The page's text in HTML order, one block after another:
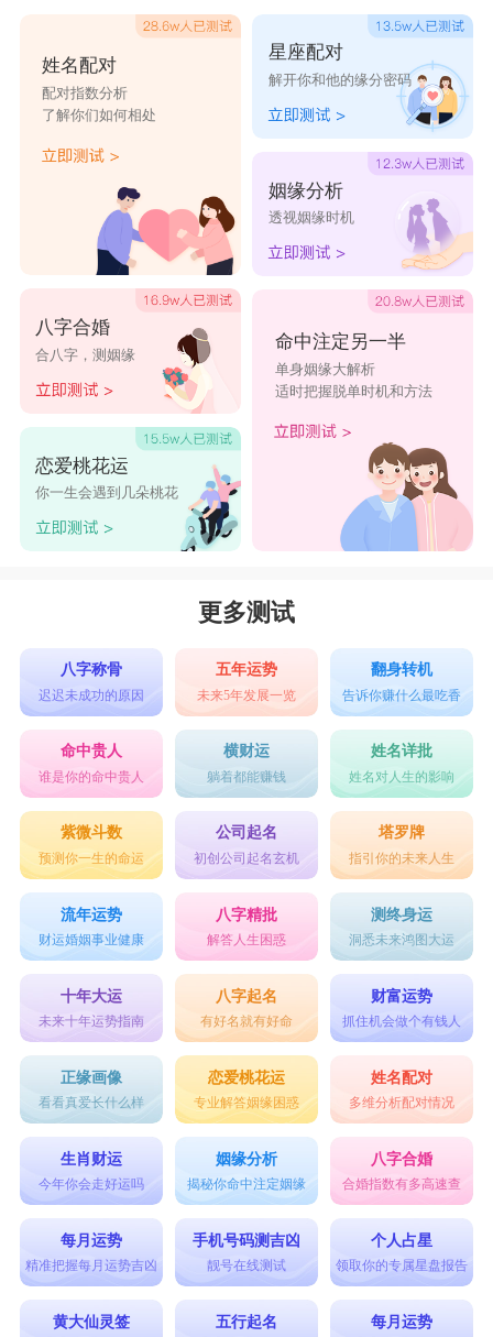
姓名配对
配对指数分析
了解你们如何相处
八字合婚
合八字，测姻缘
恋爱桃花运
你一生会遇到几朵桃花
星座配对
解开你和他的缘分密码
姻缘分析
透视姻缘时机
命中注定另一半
单身姻缘大解析
适时把握脱单时机和方法
更多测试
八字称骨
迟迟未成功的原因
五年运势
未来5年发展一览
翻身转机
告诉你赚什么最吃香
命中贵人
谁是你的命中贵人
横财运
躺着都能赚钱
姓名详批
姓名对人生的影响
紫微斗数
预测你一生的命运
公司起名
初创公司起名玄机
塔罗牌
指引你的未来人生
流年运势
财运婚姻事业健康
八字精批
解答人生困惑
测终身运
洞悉未来鸿图大运
十年大运
未来十年运势指南
八字起名
有好名就有好命
财富运势
抓住机会做个有钱人
正缘画像
看看真爱长什么样
恋爱桃花运
专业解答姻缘困惑
姓名配对
多维分析配对情况
生肖财运
今年你会走好运吗
姻缘分析
揭秘你命中注定姻缘
八字合婚
合婚指数有多高速查
每月运势
精准把握每月运势吉凶
手机号码测吉凶
靓号在线测试
个人占星
领取你的专属星盘报告
黄大仙灵签 五行起名 每月运势